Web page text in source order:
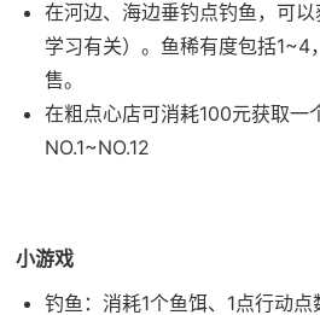
在河边、海边垂钓点钓鱼，可
学习有关）。鱼稀有度包括1~4
售。
在粗点心店可消耗100元获取一
NO.1~NO.12
小游戏
钓鱼：消耗1个鱼饵、1点行动